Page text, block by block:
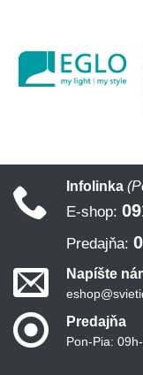
Infolinka
E-shop:
Predajňa:
Napíšte
Predajňa
Pon-Pia: